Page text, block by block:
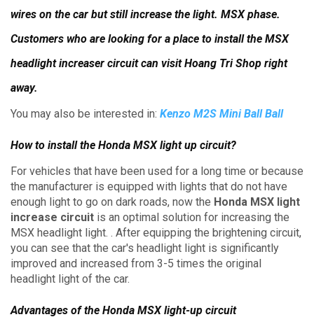
wires on the car but still increase the light. MSX phase.
Customers who are looking for a place to install the MSX
headlight increaser circuit can visit Hoang Tri Shop right
away.
You may also be interested in: Kenzo M2S Mini Ball Ball
How to install the Honda MSX light up circuit?
For vehicles that have been used for a long time or because
the manufacturer is equipped with lights that do not have
enough light to go on dark roads, now the Honda MSX light
increase circuit is an optimal solution for increasing the
MSX headlight light. . After equipping the brightening circuit,
you can see that the car's headlight light is significantly
improved and increased from 3-5 times the original
headlight light of the car.
Advantages of the Honda MSX light-up circuit